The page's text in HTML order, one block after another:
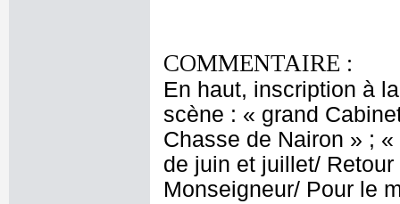
COMMENTAIRE :
En haut, inscription à
scène : « grand
Chasse de Nairon » ;
de juin et juillet/
Monseigneur/ Pour le